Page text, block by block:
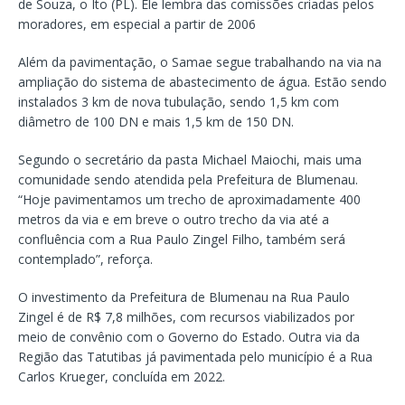
de Souza, o Ito (PL). Ele lembra das comissões criadas pelos
moradores, em especial a partir de 2006
Além da pavimentação, o Samae segue trabalhando na via na
ampliação do sistema de abastecimento de água. Estão sendo
instalados 3 km de nova tubulação, sendo 1,5 km com
diâmetro de 100 DN e mais 1,5 km de 150 DN.
Segundo o secretário da pasta Michael Maiochi, mais uma
comunidade sendo atendida pela Prefeitura de Blumenau.
“Hoje pavimentamos um trecho de aproximadamente 400
metros da via e em breve o outro trecho da via até a
confluência com a Rua Paulo Zingel Filho, também será
contemplado”, reforça.
O investimento da Prefeitura de Blumenau na Rua Paulo
Zingel é de R$ 7,8 milhões, com recursos viabilizados por
meio de convênio com o Governo do Estado. Outra via da
Região das Tatutibas já pavimentada pelo município é a Rua
Carlos Krueger, concluída em 2022.